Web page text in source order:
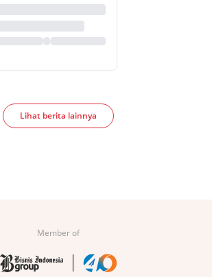
Lihat berita lainnya
Member of